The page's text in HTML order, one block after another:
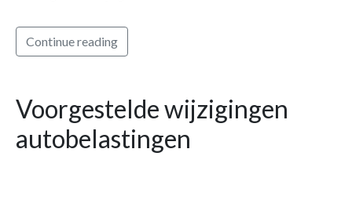
Continue reading
Voorgestelde wijzigingen
autobelastingen